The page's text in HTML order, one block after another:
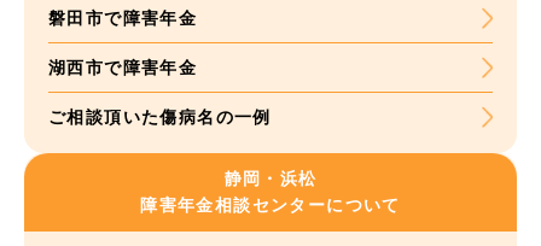
磐田市で障害年金
湖西市で障害年金
ご相談頂いた傷病名の一例
静岡・浜松
障害年金相談センターについて